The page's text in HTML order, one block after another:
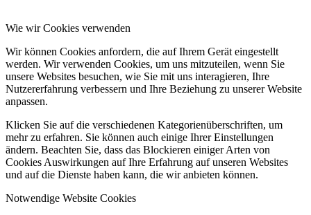
Wie wir Cookies verwenden
Wir können Cookies anfordern, die auf Ihrem Gerät eingestellt
werden. Wir verwenden Cookies, um uns mitzuteilen, wenn Sie
unsere Websites besuchen, wie Sie mit uns interagieren, Ihre
Nutzererfahrung verbessern und Ihre Beziehung zu unserer Website
anpassen.
Klicken Sie auf die verschiedenen Kategorienüberschriften, um
mehr zu erfahren. Sie können auch einige Ihrer Einstellungen
ändern. Beachten Sie, dass das Blockieren einiger Arten von
Cookies Auswirkungen auf Ihre Erfahrung auf unseren Websites
und auf die Dienste haben kann, die wir anbieten können.
Notwendige Website Cookies